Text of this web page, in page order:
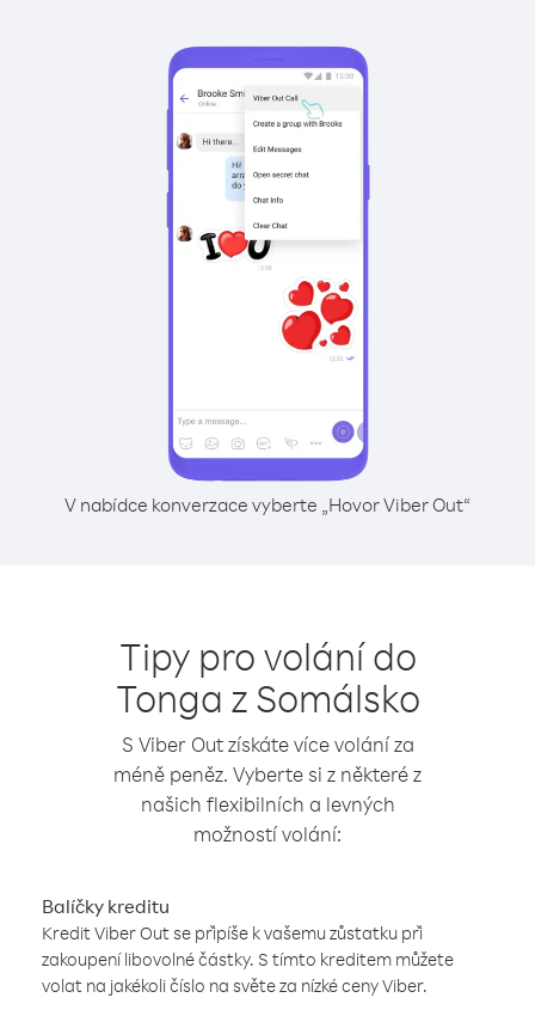
V nabídce konverzace vyberte „Hovor Viber Out“
Tipy pro volání do
Tonga z Somálsko
S Viber Out získáte více volání za
méně peněz. Vyberte si z některé z
našich flexibilních a levných
možností volání:
Balíčky kreditu
Kredit Viber Out se připíše k vašemu zůstatku při
zakoupení libovolné částky. S tímto kreditem můžete
volat na jakékoli číslo na světe za nízké ceny Viber.